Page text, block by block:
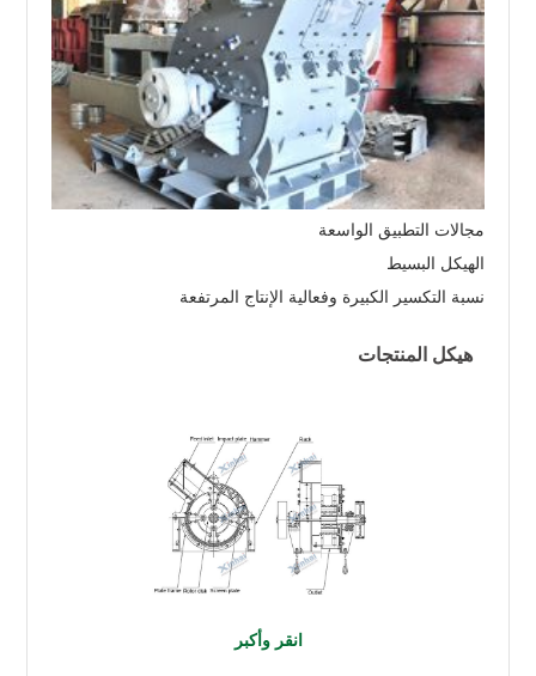
مجالات التطبيق الواسعة
الهيكل البسيط
نسبة التكسير الكبيرة وفعالية الإنتاج المرتفعة
هيكل المنتجات
انقر وأكبر